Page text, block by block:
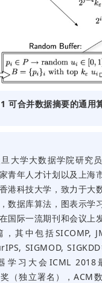
可合并数据摘要的通用
旦大学大数据学院研究
青年人才计划以及上海
港科技大学，致力于大
数据库算法，图表示学
国际一流期刊和会议上
其中包括SICOMP,
SIGMOD,
学习大会ICML 2018
（独立署名），ACM